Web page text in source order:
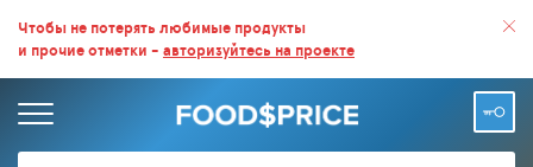
ВСЕ СКИДКИ И ВЫГОДНЫЕ ЦЕНЫ НА ПРОДУКТЫ В МАГАЗИНАХ.
БОЛЬШЕ 100 000 ТОВАРОВ. ЕЖЕДНЕВНОЕ ОБНОВЛЕНИЕ ЦЕН.
Чтобы не потерять любимые продукты
и прочие отметки - авторизуйтесь на проекте